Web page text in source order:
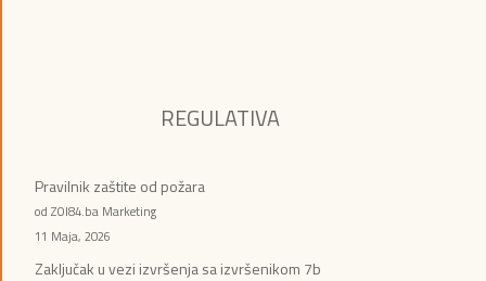
REGULATIVA
Pravilnik zaštite od požara
od ZOI84.ba Marketing
11 Maja, 2026
Zaključak u vezi izvršenja sa izvršenikom 7b